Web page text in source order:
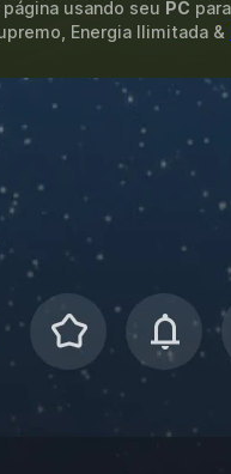
usando seu PC
Energia Ilimitada &